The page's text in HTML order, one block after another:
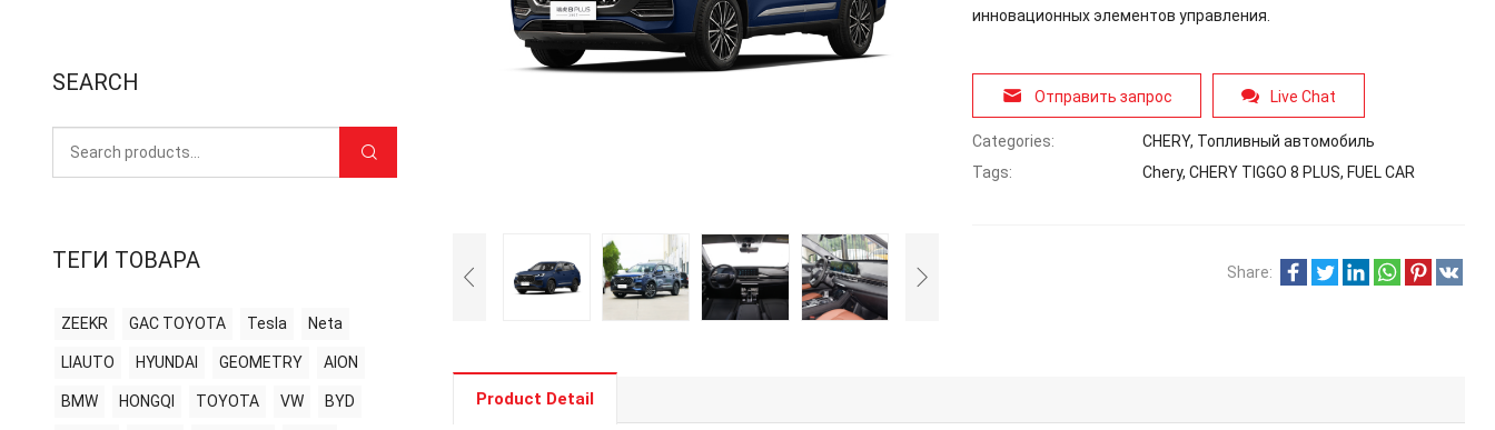
инновационных элементов управления.
Отправить запрос Live Chat
Categories: CHERY, Топливный автомобиль
Tags:
Chery, CHERY TIGGO 8 PLUS, FUEL CAR
Share:
Product Detail
SEARCH
ТЕГИ ТОВАРА
ZEEKR GAC TOYOTA Tesla Neta
LIAUTO HYUNDAI GEOMETRY AION
BMW HONGQI TOYOTA VW BYD